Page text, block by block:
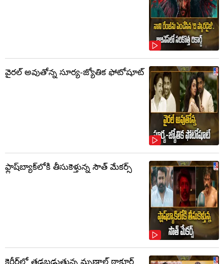
వైరల్ అవుతోన్న సూర్య-జ్యోతిక ఫోటోషూట్
ఫ్లాష్‌బ్యాక్‌లోకి తీసుకెళ్తున్న సౌత్‌ మేకర్స్‌
కెరీర్‌లో తడబడుతున్న మృణాల్ ఠాకూర్